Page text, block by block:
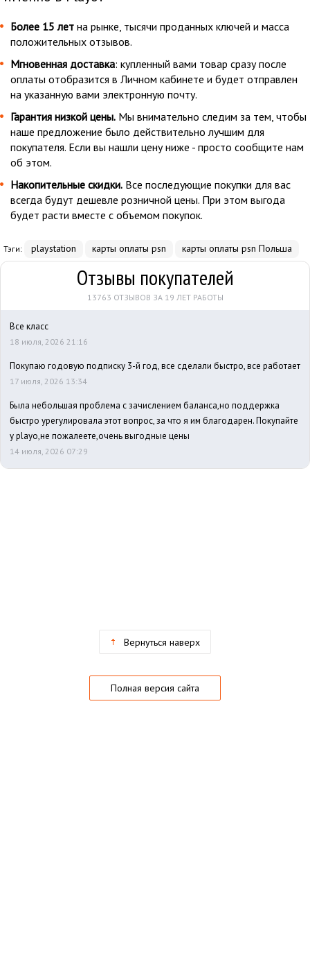
Более 15 лет на рынке, тысячи проданных ключей и масса
положительных отзывов.
Мгновенная доставка: купленный вами товар сразу после
оплаты отобразится в Личном кабинете и будет отправлен
на указанную вами электронную почту.
Гарантия низкой цены. Мы внимательно следим за тем, чтобы
наше предложение было действительно лучшим для
покупателя. Если вы нашли цену ниже - просто сообщите нам
об этом.
Накопительные скидки. Все последующие покупки для вас
всегда будут дешевле розничной цены. При этом выгода
будет расти вместе с объемом покупок.
Тэги: playstation карты оплаты psn карты оплаты psn Польша
Отзывы покупателей
13763 ОТЗЫВОВ ЗА 19 ЛЕТ РАБОТЫ
Все класс
18 июля, 2026 21:16
Покупаю годовую подписку 3-й год, все сделали быстро, все работает
17 июля, 2026 13:34
Была небольшая проблема с зачислением баланса,но поддержка
быстро урегулировала этот вопрос, за что я им благодарен. Покупайте
у playo,не пожалеете,очень выгодные цены
14 июля, 2026 07:29
Вернуться наверх
Полная версия сайта